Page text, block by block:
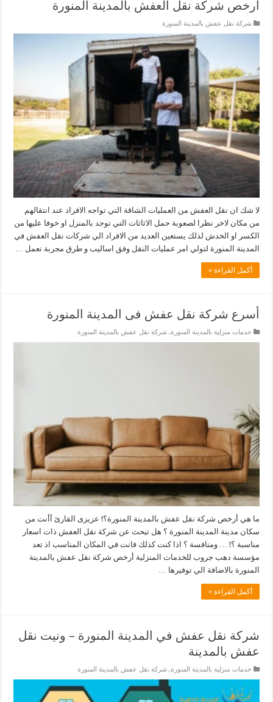
أرخص شركة نقل العفش بالمدينة المنورة
شركة نقل عفش بالمدينة المنورة
لا شك ان نقل العفش من العمليات الشاقة التي تواجه الافراد عند انتقالهم
من مكان لاخر نظرا لصعوبة حمل الاثاثات التي توجد بالمنزل او خوفا عليها من
الكسر او الخدش لذلك يستعين العديد من الافراد الي شركات نقل العفش في
المدينة المنورة لتولي امر عمليات النقل وفق اساليب و طرق مجربة تعمل …
أكمل القراءة »
أسرع شركة نقل عفش فى المدينة المنورة
خدمات منزلية بالمدينة المنورة,شركة نقل عفش بالمدينة المنورة
ما هي أرخص شركة نقل عفش بالمدينة المنورة؟! عزيزى القارئ أأنت من
سكان مدينة المدينة المنورة ؟ هل تبحث عن شركة نقل العفش ذات اسعار
مناسبة ؟! … ومنافسة ؟ اذا كنت كذلك فانت في المكان المناسب اذ تعد
مؤسسة دهب جروب للخدمات المنزلية أرخص شركة نقل عفش بالمدينة
المنورة بالاضافة الي توفيرها …
أكمل القراءة »
شركة نقل عفش في المدينة المنورة – ونيت نقل
عفش بالمدينة
خدمات منزلية بالمدينة المنورة,شركة نقل عفش بالمدينة المنورة